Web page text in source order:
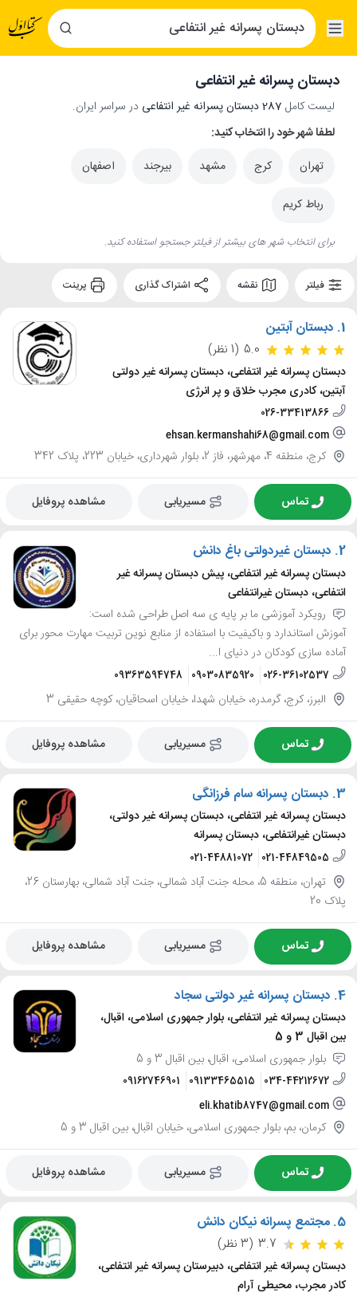
دبستان پسرانه غیر انتفاعی
لیست کامل 287 دبستان پسرانه غیر انتفاعی
در سراسر ایران.
لطفا شهر خود را انتخاب کنید:
تهران
کرج مشهد بیرجند اصفهان
رباط کریم
برای انتخاب شهر های بیشتر از فیلتر جستجو استفاده کنید.
فیلتر نقشه
1. دبستان آبتین
5.0 (1 نظر)
دبستان پسرانه غیر انتفاعی، دبستان پسرانه غیر دولتی
آبتین، کادری مجرب خلاق و پر انرژی
026-33413866
ehsan.kermanshahi68@gmail.com
کرج، منطقه 4، مهرشهر، فاز 2، بلوار شهرداری، خیابان 223، پلاک 342
تماس مسیریابی مشاهده پروفایل
2. دبستان غیردولتی باغ دانش
دبستان پسرانه غیر انتفاعی، پیش دبستان پسرانه غیر
انتفاعی، دبستان غیرانتفاعی
رویکرد آموزشی ما بر پایه ی سه اصل طراحی شده است:
آموزش استاندارد و باکیفیت با استفاده از منابع نوین تربیت مهارت محور برای
آماده سازی کودکان در دنیای ا...
026-36102537
09030835920
09363594748
البرز، کرج، گرمدره، خیابان شهدا، خیابان اسحاقیان، کوچه حقیقی 3
تماس مسیریابی مشاهده پروفایل
3. دبستان پسرانه سام فرزانگی
دبستان پسرانه غیر انتفاعی، دبستان پسرانه غیر دولتی،
دبستان غیرانتفاعی، دبستان پسرانه
021-44849505
021-44881072
تهران، منطقه 5، محله جنت آباد شمالی، جنت آباد شمالی، بهارستان 26،
پلاک 20
تماس مسیریابی مشاهده پروفایل
4. دبستان پسرانه غیر دولتی سجاد
دبستان پسرانه غیر انتفاعی، بلوار جمهوری اسلامی، اقبال،
بین اقبال 3 و 5
بلوار جمهوری اسلامی، اقبال، بین اقبال 3 و 5
034-44212672
09133465515
09162746901
eli.khatib8747@gmail.com
کرمان، بم، بلوار جمهوری اسلامی، خیابان اقبال، بین اقبال 3 و 5
تماس مسیریابی مشاهده پروفایل
5. مجتمع پسرانه نیکان دانش
3.7 (3 نظر)
دبستان پسرانه غیر انتفاعی، دبیرستان پسرانه غیر انتفاعی،
کادر مجرب، محیطی آرام